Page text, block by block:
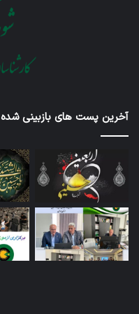
آخرین پست های بازبینی شده